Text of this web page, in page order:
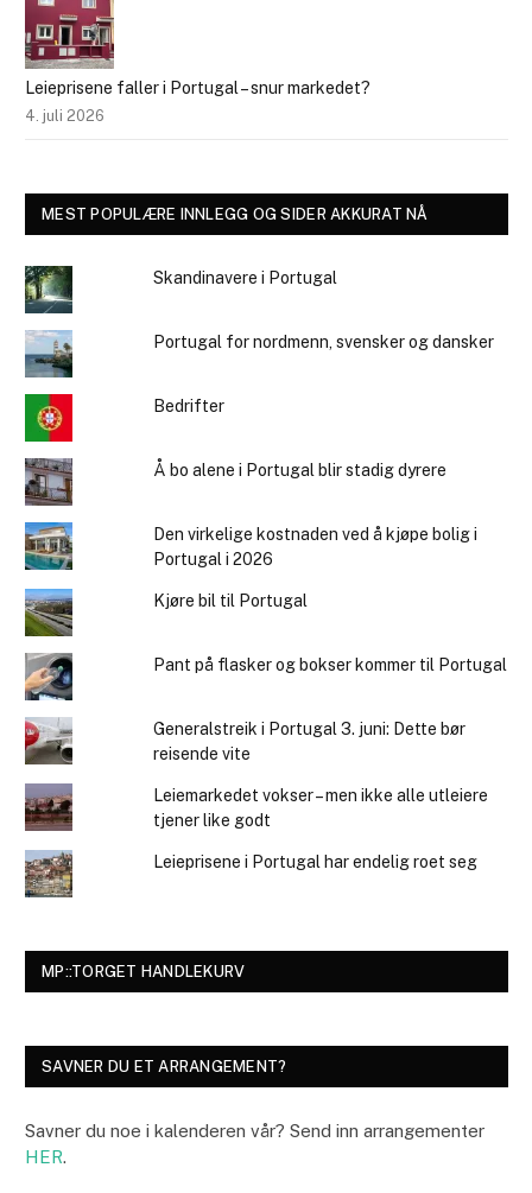
Leieprisene faller i Portugal – snur markedet?
4. juli 2026
MEST POPULÆRE INNLEGG OG SIDER AKKURAT NÅ
Skandinavere i Portugal
Portugal for nordmenn, svensker og dansker
Bedrifter
Å bo alene i Portugal blir stadig dyrere
Den virkelige kostnaden ved å kjøpe bolig i
Portugal i 2026
Kjøre bil til Portugal
Pant på flasker og bokser kommer til Portugal
Generalstreik i Portugal 3. juni: Dette bør
reisende vite
Leiemarkedet vokser – men ikke alle utleiere
tjener like godt
Leieprisene i Portugal har endelig roet seg
MP::TORGET HANDLEKURV
SAVNER DU ET ARRANGEMENT?
Savner du noe i kalenderen vår? Send inn arrangementer
HER.